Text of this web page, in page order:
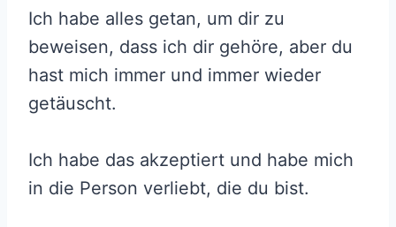
Ich habe alles getan, um dir zu
beweisen, dass ich dir gehöre, aber du
hast mich immer und immer wieder
getäuscht.
Ich habe das akzeptiert und habe mich
in die Person verliebt, die du bist.